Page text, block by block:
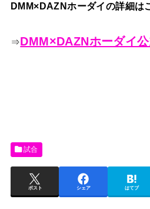
DMM×DAZNホーダイの詳細は
⇒DMM×DAZNホーダイ
試合
ポスト シェア はてブ